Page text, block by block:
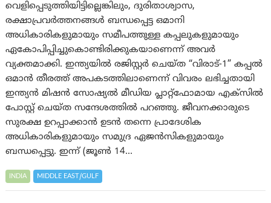
വെളിപ്പെടുത്തിയിട്ടില്ലെങ്കിലും, ദുരിതാശ്വാസ,
രക്ഷാപ്രവർത്തനങ്ങൾ ബന്ധപ്പെട്ട ഒമാനി
അധികാരികളുമായും സമീപത്തുള്ള കപ്പലുകളുമായും
ഏകോപിപ്പിച്ചുകൊണ്ടിരിക്കുകയാണെന്ന് അവർ
വ്യക്തമാക്കി. ഇന്ത്യയിൽ രജിസ്റ്റർ ചെയ്ത “വിരാട്-1” കപ്പല്‍
ഒമാൻ തീരത്ത് അപകടത്തിലാണെന്ന് വിവരം ലഭിച്ചതായി
ഇന്ത്യൻ മിഷൻ സോഷ്യൽ മീഡിയ പ്ലാറ്റ്‌ഫോമായ എക്‌സിൽ
പോസ്റ്റ് ചെയ്ത സന്ദേശത്തിൽ പറഞ്ഞു. ജീവനക്കാരുടെ
സുരക്ഷ ഉറപ്പാക്കാൻ ഉടൻ തന്നെ പ്രാദേശിക
അധികാരികളുമായും സമുദ്ര ഏജൻസികളുമായും
ബന്ധപ്പെട്ടു. ഇന്ന് (ജൂൺ 14…
INDIA MIDDLE EAST/GULF